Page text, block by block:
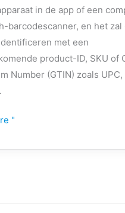
in de app of een
barcodescanner, en het zal
met een
product-ID, SKU of
Number (GTIN) zoals UPC,
"